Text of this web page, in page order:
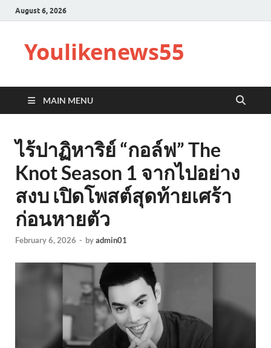
August 6, 2026
Youlikenews55
MAIN MENU
ไร้ปาฏิหาริย์ “กอล์ฟ” The
Knot Season 1 จากไปอย่าง
สงบ เปิดโพสต์สุดท้ายเศร้า
ก่อนหายตัว
February 6, 2026 - byadmin01